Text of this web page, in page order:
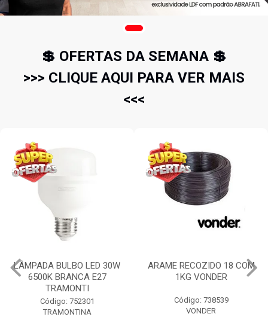
💲 OFERTAS DA SEMANA 💲
>>> CLIQUE AQUI PARA VER MAIS
<<<
ARAME RECOZIDO 18 COM
1KG VONDER
Código: 738539
VONDER
PÁ DE BICO COM CABO
PLASTICO N.3 71CM
Código: 58198
TRAMONTINA